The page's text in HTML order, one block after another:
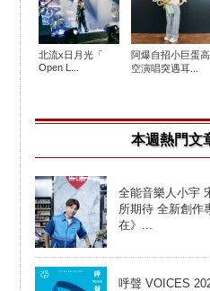
北流x日月光「
Open L...
阿爆自招小巨蛋高
空演唱突遇耳...
本週熱門文
全能音樂人小宇
所期待 全新創作
在》...
呼聲 VOICES